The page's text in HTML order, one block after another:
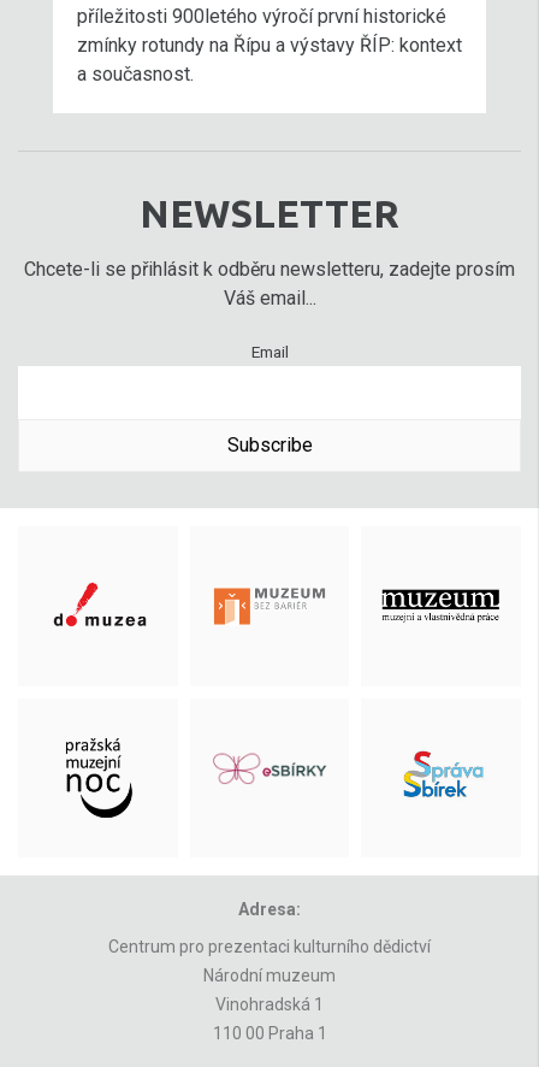
příležitosti 900letého výročí první historické
zmínky rotundy na Řípu a výstavy ŘÍP: kontext
a současnost.
NEWSLETTER
Chcete-li se přihlásit k odběru newsletteru, zadejte prosím
Váš email...
Email
Subscribe
Adresa:
Centrum pro prezentaci kulturního dědictví
Národní muzeum
Vinohradská 1
110 00 Praha 1